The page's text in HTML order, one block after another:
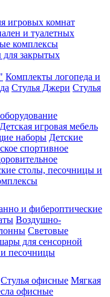
игровых комнат
и туалетных
комплексы
закрытых
Комплекты логопеда и
Стулья Джери Стулья
Детская игровая мебель
наборы Детские
спортивное
столы, песочницы и
и фибероптические
Воздушно-
Световые
для сенсорной
песочницы
Стулья офисные Мягкая
офисные